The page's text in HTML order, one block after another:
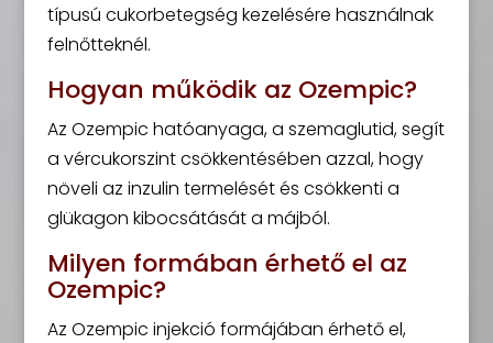
típusú cukorbetegség kezelésére használnak
felnőtteknél.
Hogyan működik az Ozempic?
Az Ozempic hatóanyaga, a szemaglutid, segít
a vércukorszint csökkentésében azzal, hogy
növeli az inzulin termelését és csökkenti a
glükagon kibocsátását a májból.
Milyen formában érhető el az
Ozempic?
Az Ozempic injekció formájában érhető el,